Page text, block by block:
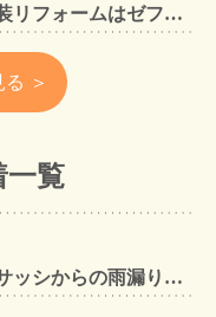
吹田市の屋根工事・外壁工事・外装リフォームはゼファン！吹田市内の工事事例もご紹介
＞
一覧
【東大阪市】アルミ笠木手すり・サッシからの雨漏りを解消｜外壁金属サイディングカバー工法